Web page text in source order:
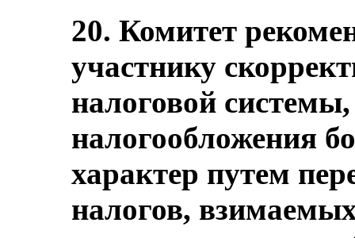
20. Комитет
участнику
налоговой
налогообложения
характер путем
налогов,